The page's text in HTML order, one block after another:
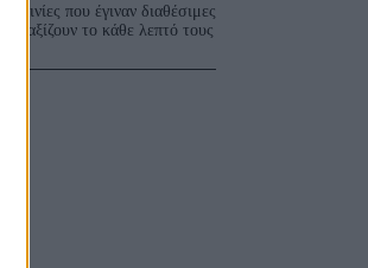
3 ταινίες που έγιναν διαθέσιμες
και αξίζουν το κάθε λεπτό τους